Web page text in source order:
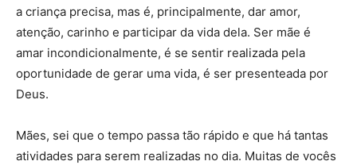
a criança precisa, mas é, principalmente, dar amor,
atenção, carinho e participar da vida dela. Ser mãe é
amar incondicionalmente, é se sentir realizada pela
oportunidade de gerar uma vida, é ser presenteada por
Deus.
Mães, sei que o tempo passa tão rápido e que há tantas
atividades para serem realizadas no dia. Muitas de vocês